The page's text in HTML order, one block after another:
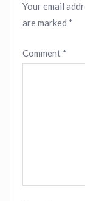
Your email
are marked *
Comment *